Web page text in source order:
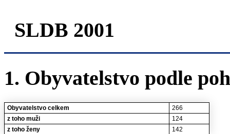
SLDB 2001
1. Obyvatelstvo podle
Obyvatelstvo celkem
266
z toho muži
124
z toho ženy
142